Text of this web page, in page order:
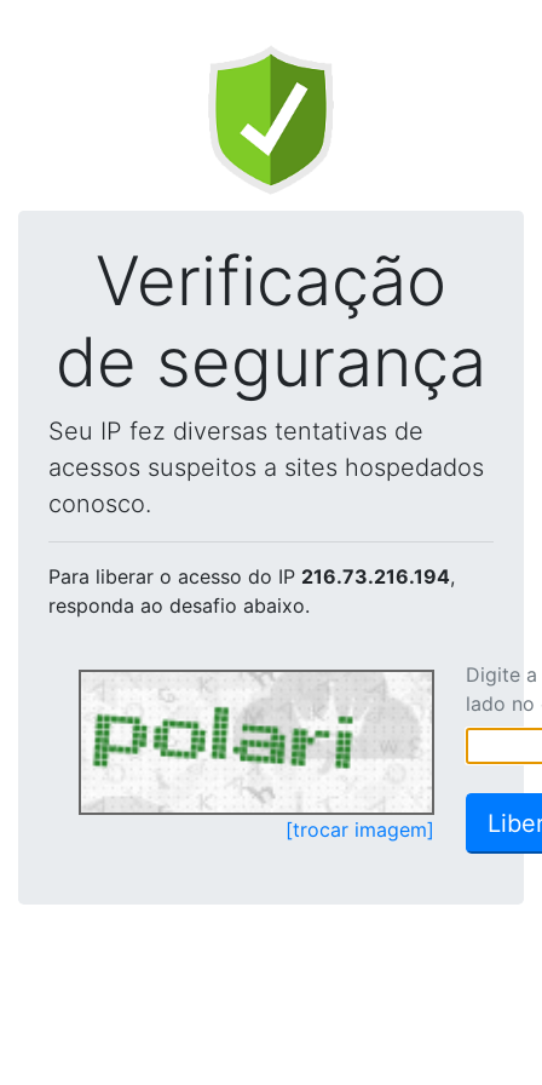
Verificação
de segurança
Seu IP fez diversas tentativas de
acessos suspeitos a sites hospedados
conosco.
Para liberar o acesso do IP 216.73.216.194,
responda ao desafio abaixo.
[trocar imagem]
Digite
lado no